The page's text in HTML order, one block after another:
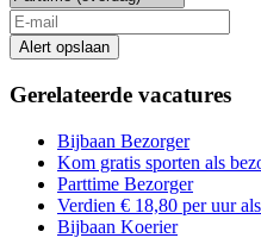
Alert opslaan
Gerelateerde vacatures
Bijbaan Bezorger
Kom gratis sporten als
Parttime Bezorger
Verdien € 18,80 per uur
Bijbaan Koerier